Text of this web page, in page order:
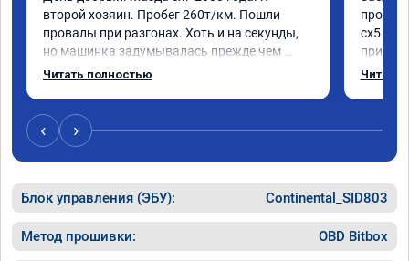
второй хозяин. Пробег 260т/км. Пошли
провалы при разгонах. Хоть и на секунды,
но машинка задумывалась прежде чем
разогнаться. Года 4 назад удалял
людьми, решил всё таки сделать
перепрошивку. Увидел в авито ваше
объявление и решил обратиться к вам за
в работу. Знают своё дело. По времени 1,5
часа длилась процедура. Цена конечно
отличается от заявленной. Но результатом
я доволен. Машинка не едет, а летит прям.
Читать полностью
сх5
педаль
вреда
Читать
‹ ›
Блок управления (ЭБУ): Continental_SID803
Метод прошивки: OBD Bitbox